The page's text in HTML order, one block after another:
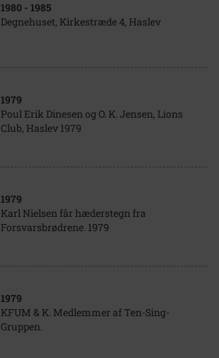
1980 - 1985
Degnehuset, Kirkestræde 4, Haslev
1979
Poul Erik Dinesen og O. K. Jensen, Lions
Club, Haslev 1979
1979
Karl Nielsen får hæderstegn fra
Forsvarsbrødrene. 1979
1979
KFUM & K. Medlemmer af Ten-Sing-
Gruppen.